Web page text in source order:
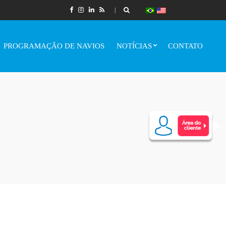
PROGRAMAÇÃO DE NAVIOS NOTÍCIAS CONTATO